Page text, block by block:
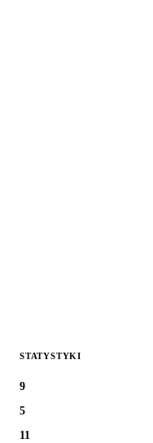
STATYSTYKI
9
5
11